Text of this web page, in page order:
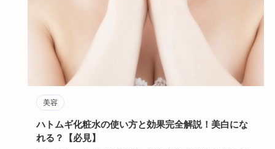
美容
ハトムギ化粧水の使い方と効果完全解説！美白にな
れる？【必見】